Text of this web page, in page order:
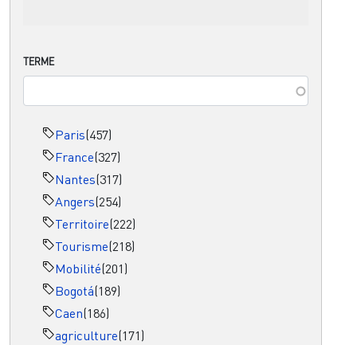
TERME
Paris(457)
France(327)
Nantes(317)
Angers(254)
Territoire(222)
Tourisme(218)
Mobilité(201)
Bogotá(189)
Caen(186)
agriculture(171)